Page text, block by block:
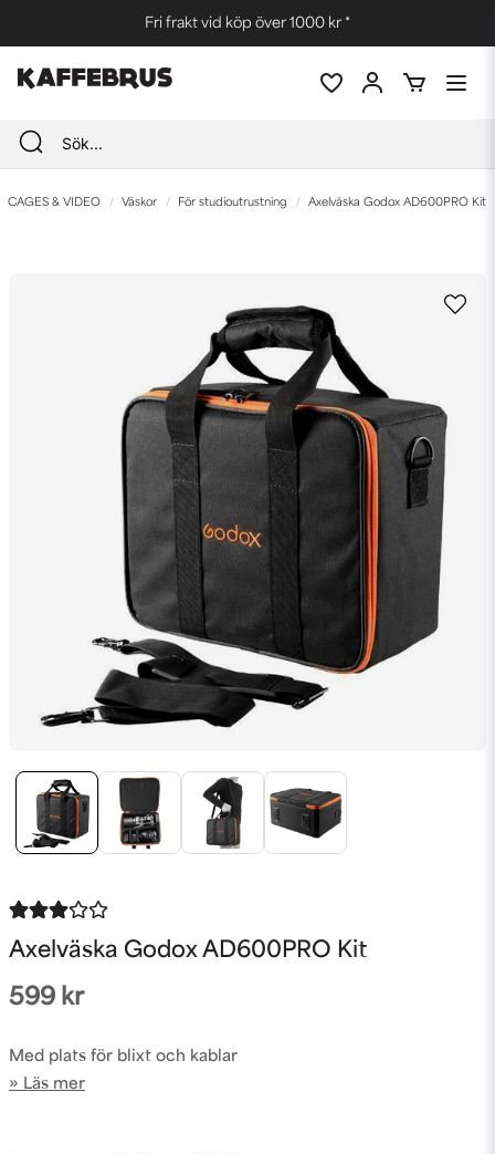
Fri frakt vid köp över 1000 kr *
CAGES & VIDEO Väskor För studioutrustning Axelväska Godox AD600PRO Kit
Axelväska Godox AD600PRO Kit
599 kr
Med plats för blixt och kablar
Läs mer